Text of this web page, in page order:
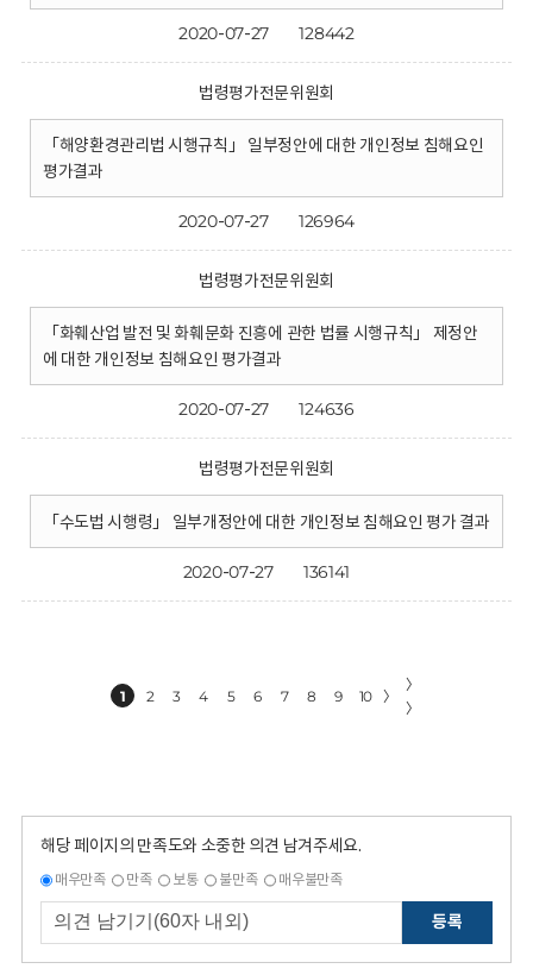
2020-07-27 128442
법령평가전문위원회
「해양환경관리법 시행규칙」 일부정안에 대한 개인정보 침해요인
평가결과
2020-07-27 126964
법령평가전문위원회
「화훼산업 발전 및 화훼문화 진흥에 관한 법률 시행규칙」 제정안
에 대한 개인정보 침해요인 평가결과
2020-07-27 124636
법령평가전문위원회
「수도법 시행령」 일부개정안에 대한 개인정보 침해요인 평가 결과
2020-07-27 136141
1 2 3 4 5 6 7 8 9 10 〉
〉
〉
해당 페이지의 만족도와 소중한 의견 남겨주세요.
매우만족 만족 보통 불만족 매우불만족
등록